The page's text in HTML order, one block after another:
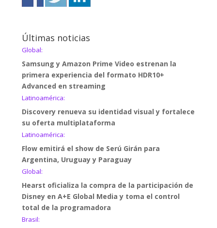
Últimas noticias
Global:
Samsung y Amazon Prime Video estrenan la
primera experiencia del formato HDR10+
Advanced en streaming
Latinoamérica:
Discovery renueva su identidad visual y fortalece
su oferta multiplataforma
Latinoamérica:
Flow emitirá el show de Serú Girán para
Argentina, Uruguay y Paraguay
Global:
Hearst oficializa la compra de la participación de
Disney en A+E Global Media y toma el control
total de la programadora
Brasil: